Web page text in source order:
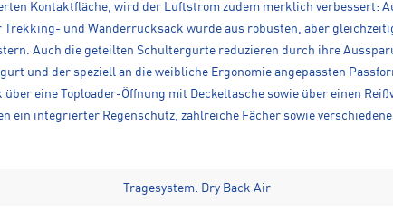
Kontaktfläche, wird der Luftstrom zudem merklich verbessert:
und Wanderrucksack wurde aus robusten, aber
Auch die geteilten Schultergurte reduzieren durch ihre
und der speziell an die weibliche Ergonomie angepassten
eine Toploader-Öffnung mit Deckeltasche sowie über einen
integrierter Regenschutz, zahlreiche Fächer sowie
Tragesystem: Dry Back Air